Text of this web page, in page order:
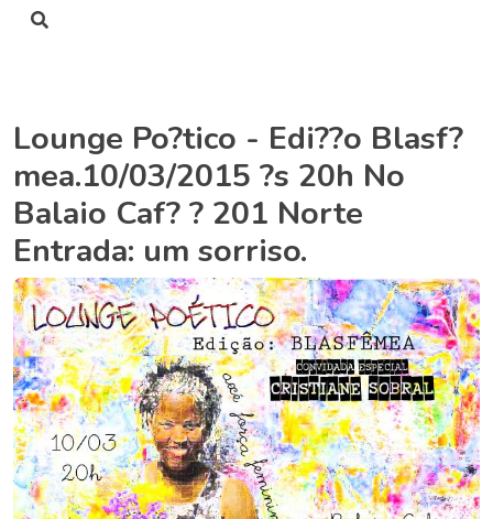
Lounge Po?tico - Edi??o Blasf?
mea.10/03/2015 ?s 20h No
Balaio Caf? ? 201 Norte
Entrada: um sorriso.